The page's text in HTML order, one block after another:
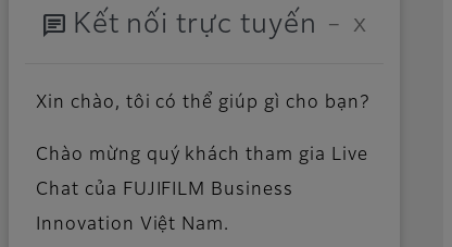
Về chúng tôi
Công ty TNHH FUJIFILM
Business Innovation Việt
Nam
Phát triển bền vững
chat Kết nối trực tuyến − X
Xin chào, tôi có thể giúp gì cho bạn?
Chào mừng quý khách tham gia Live
Chat của FUJIFILM Business
Innovation Việt Nam.